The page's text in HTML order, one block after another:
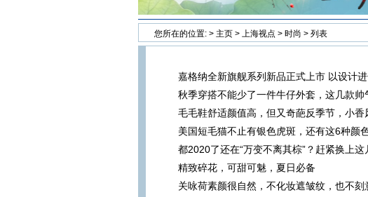
您所在的位置: > 主页 > 上海视点 > 时尚 > 列表
嘉格纳全新旗舰系列新品正式上市 以设计
秋季穿搭不能少了一件牛仔外套，这几款
毛毛鞋舒适颜值高，但又奇葩反季节，小香
美国短毛猫不止有银色虎斑，还有这6种颜
都2020了还在“万变不离其棕”？赶紧换上
精致碎花，可甜可魅，夏日必备
关咏荷素颜很自然，不化妆遮皱纹，也不刻